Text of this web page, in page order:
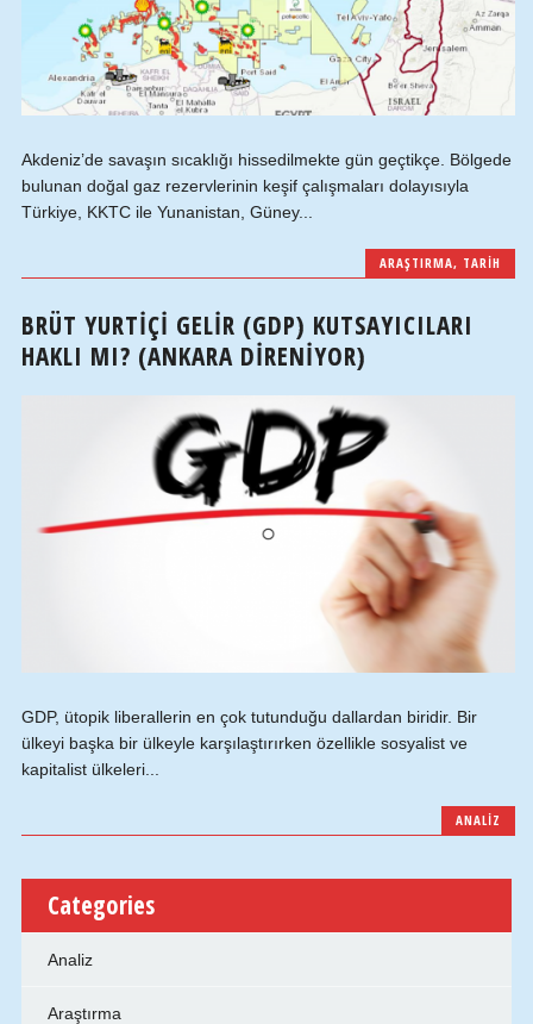
Akdeniz’de savaşın sıcaklığı hissedilmekte gün geçtikçe. Bölgede
bulunan doğal gaz rezervlerinin keşif çalışmaları dolayısıyla
Türkiye, KKTC ile Yunanistan, Güney...
ARAŞTIRMA, TARIH
BRÜT YURTIÇI GELIR (GDP) KUTSAYICILARI
HAKLI MI? (ANKARA DIRENIYOR)
GDP, ütopik liberallerin en çok tutunduğu dallardan biridir. Bir
ülkeyi başka bir ülkeyle karşılaştırırken özellikle sosyalist ve
kapitalist ülkeleri...
ANALIZ
Categories
Analiz
Araştırma